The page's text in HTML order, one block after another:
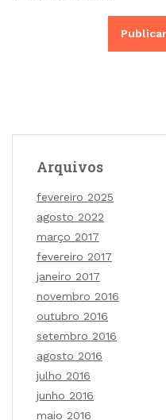
Arquivos
fevereiro 2025
agosto 2022
março 2017
fevereiro 2017
janeiro 2017
novembro 2016
outubro 2016
setembro 2016
agosto 2016
julho 2016
junho 2016
maio 2016